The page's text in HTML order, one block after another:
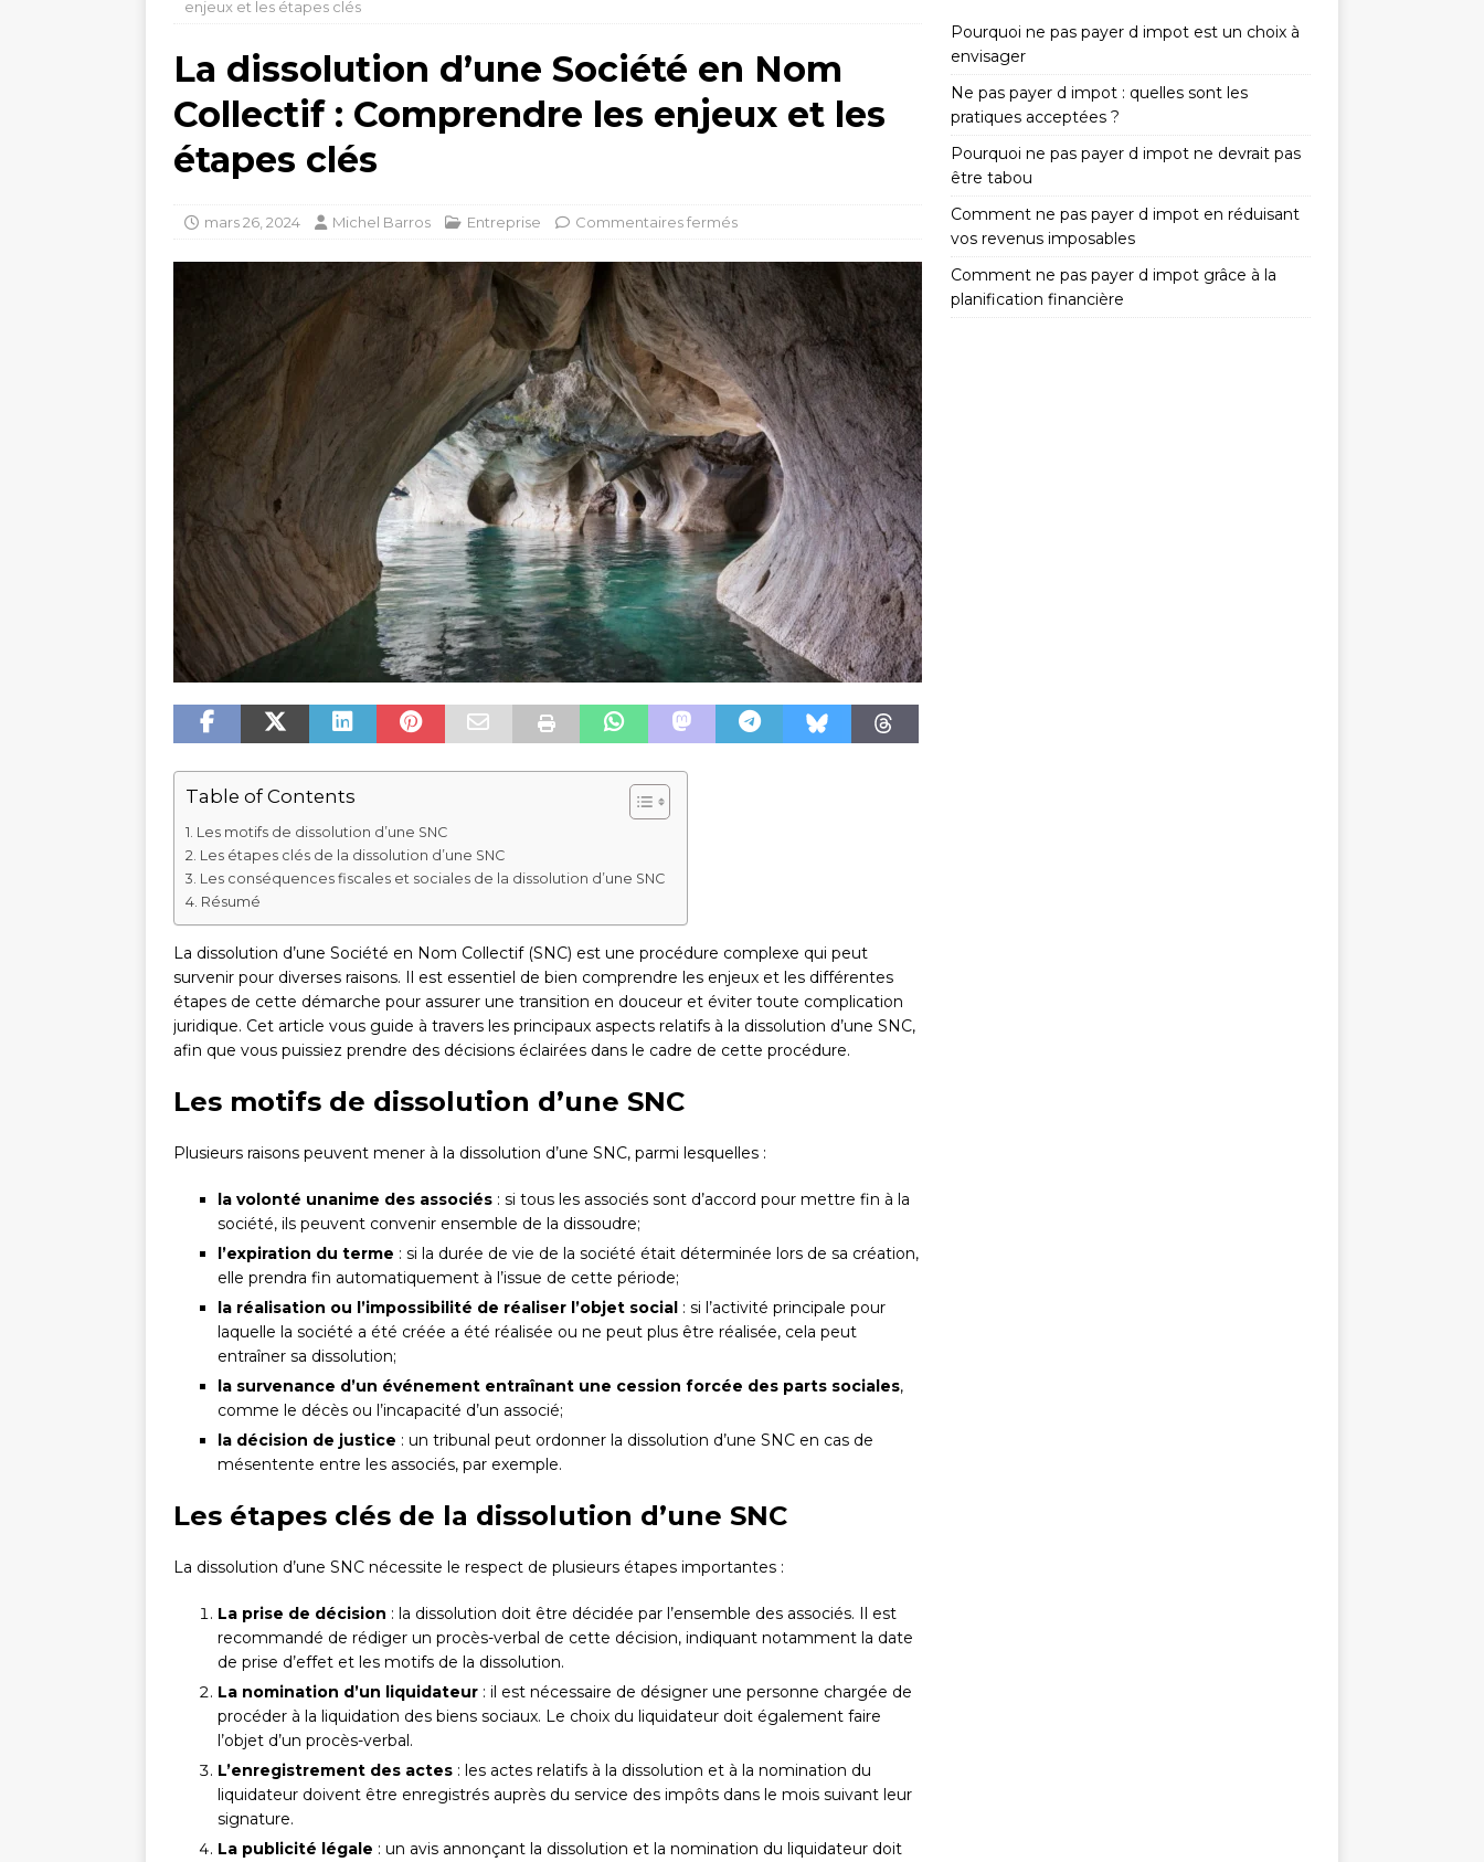
enjeux et les étapes clés
La dissolution d’une Société en Nom
Collectif : Comprendre les enjeux et les
étapes clés
mars 26, 2024 Michel Barros Entreprise Commentaires fermés
Table of Contents
Les motifs de dissolution d’une SNC
Les étapes clés de la dissolution d’une SNC
Les conséquences fiscales et sociales de la dissolution d’une SNC
Résumé
La dissolution d’une Société en Nom Collectif (SNC) est une procédure complexe qui peut
survenir pour diverses raisons. Il est essentiel de bien comprendre les enjeux et les différentes
étapes de cette démarche pour assurer une transition en douceur et éviter toute complication
juridique. Cet article vous guide à travers les principaux aspects relatifs à la dissolution d’une SNC,
afin que vous puissiez prendre des décisions éclairées dans le cadre de cette procédure.
Les motifs de dissolution d’une SNC
Plusieurs raisons peuvent mener à la dissolution d’une SNC, parmi lesquelles :
la volonté unanime des associés : si tous les associés sont d’accord pour mettre fin à la
société, ils peuvent convenir ensemble de la dissoudre;
l’expiration du terme : si la durée de vie de la société était déterminée lors de sa création,
elle prendra fin automatiquement à l’issue de cette période;
la réalisation ou l’impossibilité de réaliser l’objet social : si l’activité principale pour
laquelle la société a été créée a été réalisée ou ne peut plus être réalisée, cela peut
entraîner sa dissolution;
la survenance d’un événement entraînant une cession forcée des parts sociales,
comme le décès ou l’incapacité d’un associé;
la décision de justice : un tribunal peut ordonner la dissolution d’une SNC en cas de
mésentente entre les associés, par exemple.
Les étapes clés de la dissolution d’une SNC
La dissolution d’une SNC nécessite le respect de plusieurs étapes importantes :
La prise de décision : la dissolution doit être décidée par l’ensemble des associés. Il est
recommandé de rédiger un procès-verbal de cette décision, indiquant notamment la date
de prise d’effet et les motifs de la dissolution.
La nomination d’un liquidateur : il est nécessaire de désigner une personne chargée de
procéder à la liquidation des biens sociaux. Le choix du liquidateur doit également faire
l’objet d’un procès-verbal.
L’enregistrement des actes : les actes relatifs à la dissolution et à la nomination du
liquidateur doivent être enregistrés auprès du service des impôts dans le mois suivant leur
signature.
La publicité légale : un avis annonçant la dissolution et la nomination du liquidateur doit
Pourquoi ne pas payer d impot est un choix à
envisager
Ne pas payer d impot : quelles sont les
pratiques acceptées ?
Pourquoi ne pas payer d impot ne devrait pas
être tabou
Comment ne pas payer d impot en réduisant
vos revenus imposables
Comment ne pas payer d impot grâce à la
planification financière